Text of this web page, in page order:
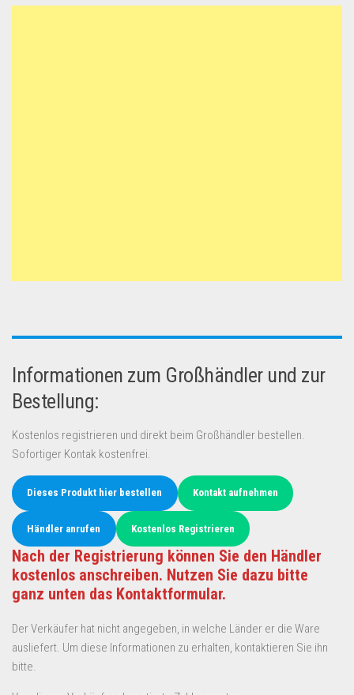
Informationen zum Großhändler und zur
Bestellung:
Kostenlos registrieren und direkt beim Großhändler bestellen.
Sofortiger Kontak kostenfrei.
Dieses Produkt hier bestellen Kontakt aufnehmen
Händler anrufen Kostenlos Registrieren
Nach der Registrierung können Sie den Händler
kostenlos anschreiben. Nutzen Sie dazu bitte
ganz unten das Kontaktformular.
Der Verkäufer hat nicht angegeben, in welche Länder er die Ware
ausliefert. Um diese Informationen zu erhalten, kontaktieren Sie ihn
bitte.